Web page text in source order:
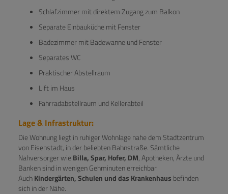
Schlafzimmer mit direktem Zugang zum Balkon
Separate Einbauküche mit Fenster
Badezimmer mit Badewanne und Fenster
Separates WC
Praktischer Abstellraum
Lift im Haus
Fahrradabstellraum und Kellerabteil
Lage & Infrastruktur:
Die Wohnung liegt in ruhiger Wohnlage nahe dem Stadtzentrum
von Eisenstadt, in der beliebten Bahnstraße. Sämtliche
Nahversorger wieBilla, Spar, Hofer, DM, Apotheken, Ärzte und
Banken sind in wenigen Gehminuten erreichbar.
AuchKindergärten, Schulen und das Krankenhaus befinden
sich in der Nähe.